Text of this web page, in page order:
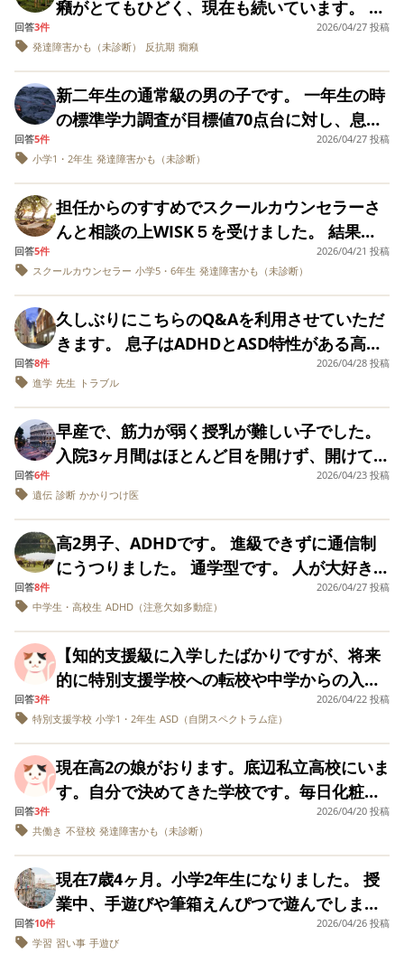
かに過ごしてきたにもかかわらず、記憶が反
転しており、いつも苦痛を与えられ、私も難
しい顔をしてばかりだったと責めます。精神
不安定になったのは後遺症だとも言います。
一人暮らしを始めてから浪費が激しくなっ
て、お金の無心とかの時にそういう話をして
出させようとします。 大学の４年間は母親と
一緒に暮らしてましたが、その頃からなんの
薬かははっきりとはしませんが処方されてた
ようです。 浪費が激しくなってきたことで自
ら診察に行きADHDと診断されたと伝えてき
ましたのでもしかして疾患なのか？と考える
ようになりました。 記憶が改ざんされてる
としか思えず、洗脳なのか？と思えるくらい
一緒に生活してきた時間の記憶が別物になっ
ています。記憶が違う、娘に対して悪意のか
けらもない、そういう意図もなかったといく
ら伝えても全く聞く耳持ちません。娘も記憶
を捻じ曲げてるとでも言うのかとか、誰かに
洗脳されてるとでも言うのかと言います。 離
という母親の意向でしたが、根本原因は娘が
生まれる前の私の浮気が発端で、25年経って
も許せないというものでした。 記憶の改ざ
ん、すり替えが疾患からくるものなのかどう
か、そういう事例が実際あるものなのかお尋
ねしたく投稿いたしました。 これでも大分
端折ってしまい、もっと伝えなければいけな
い経緯もありますがまとめ切らず申し訳あり
です。 よろしくお願いいたします。
したが、入学して2週間でまた同じことが起こ
っています。 私も仮に息子と同級生なら友達
にはなりたくないタイプだと思うくらい性格
に難があります。 LINEもうざがられてるのに
気づかない、空気が読めないところもありま
す。 とにかく親に嘘をつき、他責思考、意地
ばいいのか、いつも言い争いになって終わり
ます。 ご意見を頂きたいです。 よろしくお願
いします。
ている状況です。 娘が失敗したときなど、叱
らずに頑張ったねと努力を認める関わりを続
けてきたので原因がわかりません。
癪がとてもひどく、現在も続いています。 日
常生活で困ることも多くなってしまいまし
た。 ・学校への登校しぶり（仲の良い友達が
ャンプー)、トイレのあと拭かない ・勉強、
宿題 テレビ、ゲームの時間は以前まで時間制
限を設けていましたが 祖母から私が厳しすぎ
るからという理由で無制限にしてしまい、 現
在は本人自身、制御できない状態です。 癇癪
が始まるとこちらの言葉が届かなくなり 私が
言っていない内容の言葉を思い込みで話し続
けます。怒り方が激しく、 大音量の声でキレ
るという感じです。 （ママは私にキモいから
死ねって思っていると言うことを繰り返して
続ける） あと、考え方（捉え方が極端）がゼ
ロか百かというニュアンスも気になります。
の話は一生聞きたくないということですか？
と、どれほど説明しても言葉が届かずです。
意味を添えてもダメです。 朝の支度は前日に
言葉で働きかけても、自分が納得していない
ので無理です。 宿題も、時間割など準備は出
かける時間になってから始めるので 遅刻→学
校行きたくないのループです。 （学校がつま
らないので登校自体、1週間ほど拒否） 明日
は学校に行くと言うので信じて、翌日を迎え
年齢なので、発達に特性があるのかどうか 判
断もできません。皆さんのお子様で同じよう
な方、もしいらっしゃったら どのように乗り
越えたか教えてください。よろしくお願いし
ます。
回答3件
2026/04/27 投稿
発達障害かも（未診断）
反抗期 癇癪
新二年生の通常級の男の子です。 一年生の時
の標準学力調査が目標値70点台に対し、息子
は50点台でした。 もともと特性ありの息子だ
ったかつ、私もかなり心配性なもので色々担
の担任からは、特に個別に指摘等なく、心配
いらないですよと言われておりました。私が
心配しすぎなんだと、心配に無理に蓋をして
この結果も見て見ぬ振りをしていましたが、
２年になり、集中力のなさ等、新しい担任か
ら指摘がありました。 そこでふとこの結果を
思い出し、どうしてこの結果をスルーしてし
まったのかととても後悔しています。 学校側
からは通級を進められたので、ひとまずそち
らにお願いしてみようと思っています。 担任
に話をきくところ、全体指示が通らないとい
うより、集中力がなく、他のところに意識が
の学力調査でこの結果だと、なんらかの障害
で間違いはなさそうだなと親として直感があ
ります。 ADHDなのかLDなのか、もしくは知
的障害や境界知能なのか。 同じような感じだ
ったお子さんをお持ちのみなさん、その後の
経過や行った対策等お聞かせいただきたいで
す。 ちなみに息子は三月生まれで、吃音と社
回答5件
2026/04/27 投稿
小学1・2年生 発達障害かも（未診断）
担任からのすすめでスクールカウンセラーさ
んと相談の上WISK５を受けました。 結果は
全体平均86 言語理解117 視空間83 流動性理
解73 ワーキングメモリー103 処理速度103で
しているのか、これからどうしていけばいい
のかわからないので有識者の方々にアドバン
スをいただけたらと思います。よろしくお願
いします。
回答5件
2026/04/21 投稿
スクールカウンセラー 小学5・6年生 発達障害かも（未診断）
久しぶりにこちらのQ&Aを利用させていただ
きます。 息子はADHDとASD特性がある高校
１年男子です。 今回は高校に入ってからのサ
ポートについての質問をさせていただきま
らもなんとか卒業し、４月から公立の全日制
高校へ進学しました。 小学校と中学校では入
学、進級のタイミングで担任の先生や学年主
任に子供の特性を伝えてフォローをお願いし
ておりました。 年に数回問題を起こして親は
学校へ呼び出されたり、友達と不仲になって
学校を休んだり塾もやめるとゴネたりしまし
たが、数日すると嫌なことすっかり忘れてま
た普通に学校や塾に通う、を９年間繰り返し
現在に至ります。 小児精神科には小２から通
いましたが、子供はいつもドタキャンで母だ
けがカウンセラーと話すだけの数年。 薬の処
と１回で終了。 小学校高学年になってからは
反抗期も伴い親の言うことは全くききませ
ん。家で暴れる（壁に穴をあけたりドアを蹴
ったりする）こともありますが、１年ほど前
から少し落ち着いてきたような気もします。
（今だけかもしれませんが） 口は達者のた
め、こちらがいくら根本的なことや常識を話
してもこれでもかというくらいに論破されま
す。 しかもふて寝するのを無理やり起こした
回答8件
2026/04/28 投稿
進学 先生 トラブル
早産で、筋力が弱く授乳が難しい子でした。
入院3ヶ月間はほとんど目を開けず、開けても
1分足らずという感じでした。注射とかでない
限りは全く泣きません。 退院後、ミルクは飲
なり、やっと手を伸ばせる位置のものに興味
が出始めたのか手を伸ばすようになりまし
た。首座りはまだかかりそうです。 印象的に
は3カ月遅れでしょうか。 出産自体は2ヶ月く
らい早く産まれてるので誤差の範囲かもしれ
ません。 眠いとか注射の時に1分程度泣くよ
うになりましたが、それ以外全く泣かないの
は相変わらずです。笑うのも中々難しいで
す。 筋力が異常に弱く、遺伝子検査を何度
もやってますが何も診断がつきません。 先天
性ミオパチーや、筋無力症など色々検査をし
ていますが何も出てきません。 あとは弱い筋
が、検査しても診断がつかない可能性もある
ようです。 ただ、お医者さんも言うように、
明らかに筋肉の発達が弱く、個人的には持続
的に力を入れるのが苦手なのではと思ってい
回答6件
2026/04/23 投稿
遺伝 診断 かかりつけ医
高2男子、ADHDです。 進級できずに通信制
にうつりました。 通学型です。 人が大好き
で、関わりたい子ですが、上手く関われませ
ん。 他の子が楽しく話しているところに割っ
しまい、相手の子達を嫌な気持ちにさせてし
まっているようです。通信制学校から通学日
数を減らしてはと言われました。家にいて家
族以外誰とも話さないことになり、他の人と
関わる機会がなくなります。それがストレス
なようです。通信制でやりたかったことがで
きずにそれもストレスなようです。 ADHDの
特性もあり、生活面ではどうしても注意する
ことが多く、家にいる時間が多いと、注意す
ることも増え、家も散らかっていくし、ご飯
も食べ過ぎてしまうし、時間が余りすぎて困
回答8件
2026/04/27 投稿
中学生・高校生 ADHD（注意欠如多動症）
【知的支援級に入学したばかりですが、将来
的に特別支援学校への転校や中学からの入学
を検討しています。今から準備しておくべき
ことを教えてください】 ーーーーーーーーー
援級に入学したばかりの子供（新1年生）を持
つ親です。 入学して数日ですが、集団行動は
なんとかついていけますが、知能面（読み書
きや数字）の遅れが目立つため、授業につい
ていけるのか、今の環境が本人に合っている
のか非常に不安を感じています。 お友達が大
好きな本人の特性を活かせると思い支援級を
選びましたが、もし今後、本人が自信を失う
回答3件
2026/04/22 投稿
特別支援学校 小学1・2年生 ASD（自閉スペクトラム症）
現在高2の娘がおります。底辺私立高校にいま
す。自分で決めてきた学校です。毎日化粧を
して、学校で怒られたり、遅刻や無断欠席な
ど、不安材料だらけです。1年生はほぼ、成績
イトをしてみるも、向いていないと1週間でや
めてきます。友達はいるようで、遊ぶお金
に、毎日1000円とかを要求してきます。バイ
回答3件
2026/04/20 投稿
共働き 不登校 発達障害かも（未診断）
現在7歳4ヶ月。小学2年生になりました。 授
業中、手遊びや筆箱えんぴつで遊んでしまい
まうことを心配しています。習い事でも、ち
ょっと何かを触ってみたり、コーチの声掛け
回答10件
2026/04/26 投稿
学習 習い事 手遊び